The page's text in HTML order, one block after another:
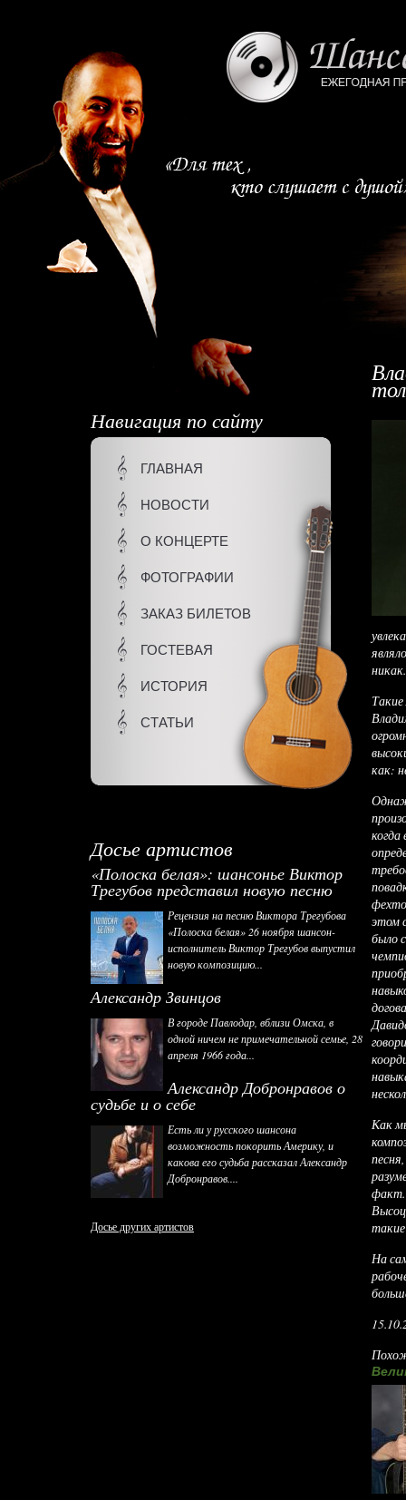
Навигация по сайту
ГЛАВНАЯ
НОВОСТИ
О КОНЦЕРТЕ
ФОТОГРАФИИ
ЗАКАЗ БИЛЕТОВ
ГОСТЕВАЯ
ИСТОРИЯ
СТАТЬИ
Досье артистов
«Полоска белая»: шансонье Виктор
Трегубов представил новую песню
Рецензия на песню Виктора Трегубова
«Полоска белая» 26 ноября шансон-
исполнитель Виктор Трегубов выпустил
новую композицию...
Александр Звинцов
В городе Павлодар, вблизи Омска, в
одной ничем не примечательной семье, 28
апреля 1966 года...
Александр Добронравов о
судьбе и о себе
Есть ли у русского шансона
возможность покорить Америку, и
какова его судьба рассказал Александр
Добронравов....
Досье других артистов
никак.
как:
когда
этом
было
Как
факт.
На